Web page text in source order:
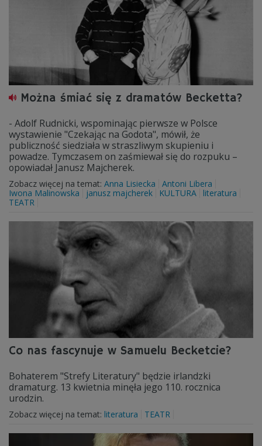
Można śmiać się z dramatów Becketta?
- Adolf Rudnicki, wspominając pierwsze w Polsce
wystawienie "Czekając na Godota", mówił, że
publiczność siedziała w straszliwym skupieniu i
powadze. Tymczasem on zaśmiewał się do rozpuku –
opowiadał Janusz Majcherek.
Zobacz więcej na temat: Anna Lisiecka
Antoni Libera
Iwona Malinowska
janusz majcherek KULTURA
literatura
TEATR
Co nas fascynuje w Samuelu Becketcie?
Bohaterem "Strefy Literatury" będzie irlandzki
dramaturg. 13 kwietnia minęła jego 110. rocznica
urodzin.
Zobacz więcej na temat: literatura TEATR